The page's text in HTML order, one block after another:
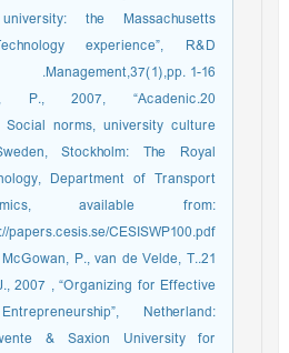
the Massachusetts
experience”, R&D
Management,37(1),pp. 1-16.
, P., 2007, “Acadenic
Social norms, university culture
Stockholm: The Royal
Department of Transport
available from:
papers.cesis.se/CESISWP100.pdf.
McGowan, P., van de Velde, T.
2007 , “Organizing for Effective
Netherland:
& Saxion University for